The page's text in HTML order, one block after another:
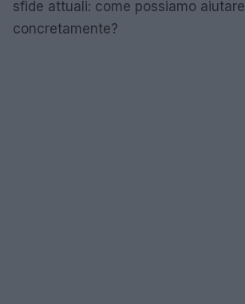
sfide attuali: come possiamo aiutare
concretamente?